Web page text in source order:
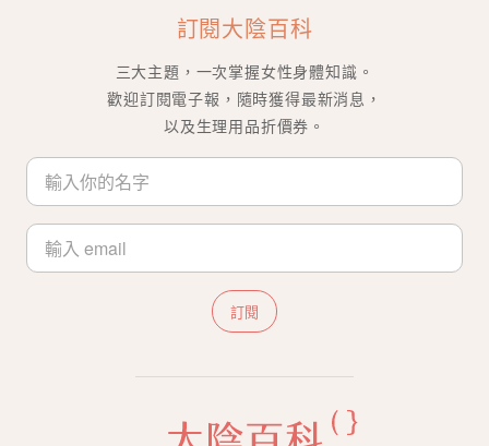
訂閱大陰百科
三大主題，一次掌握女性身體知識。
歡迎訂閱電子報，隨時獲得最新消息，
以及生理用品折價券。
訂閱